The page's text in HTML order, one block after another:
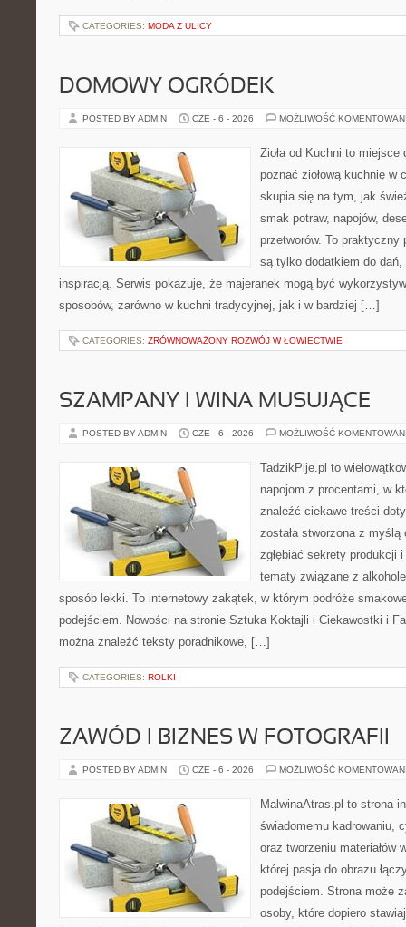
CATEGORIES: MODA Z ULICY
DOMOWY OGRÓDEK
POSTED BY ADMIN CZE - 6 - 2026 MOŻLIWOŚĆ
Zioła od Kuchni to
poznać ziołową kuchnię w
skupia się na tym, jak
smak potraw, napojów,
przetworów. To praktyczny
są tylko dodatkiem do dań,
inspiracją. Serwis pokazuje, że majeranek mogą być
sposobów, zarówno w kuchni tradycyjnej, jak i w bardziej […]
CATEGORIES: ZRÓWNOWAŻONY ROZWÓJ W ŁOWIECTWIE
SZAMPANY I WINA MUSUJĄCE
POSTED BY ADMIN CZE - 6 - 2026 MOŻLIWOŚĆ
TadzikPije.pl to
napojom z procentami, w
znaleźć ciekawe treści
została stworzona z
zgłębiać sekrety produkcji
tematy związane z
sposób lekki. To internetowy zakątek, w którym podróże
podejściem. Nowości na stronie Sztuka Koktajli i Ciekawostki i
można znaleźć teksty poradnikowe, […]
CATEGORIES: ROLKI
ZAWÓD I BIZNES W FOTOGRAFII
POSTED BY ADMIN CZE - 6 - 2026 MOŻLIWOŚĆ
MalwinaAtras.pl to strona
świadomemu kadrowaniu,
oraz tworzeniu materiałów
której pasja do obrazu
podejściem. Strona może
osoby, które dopiero